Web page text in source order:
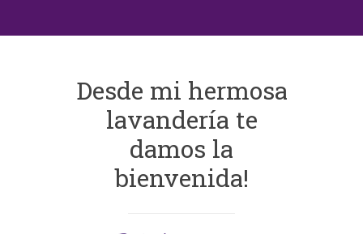
Desde mi hermosa
lavandería te
damos la
bienvenida!